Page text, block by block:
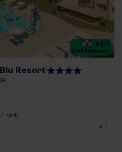
4.8/5
3045 hodnocení
Resort
nocí)